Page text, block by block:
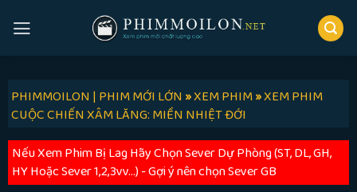
PHIMMOILON | PHIM MỚI LỚN»XEM PHIM»XEM PHIM
CUỘC CHIẾN XÂM LĂNG: MIỀN NHIỆT ĐỚI
Nếu Xem Phim Bị Lag Hãy Chọn Sever Dự Phòng (ST, DL, GH,
HY Hoặc Sever 1,2,3vv...) - Gợi ý nên chọn Sever GB